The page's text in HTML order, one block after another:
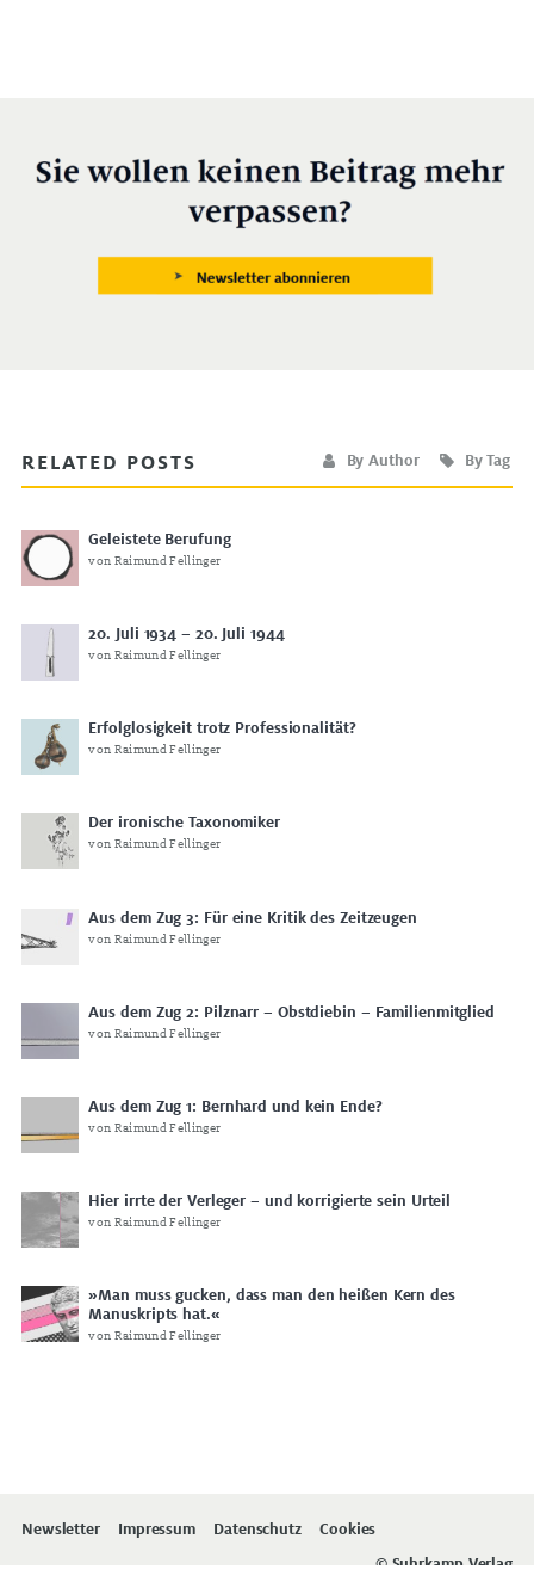
RELATED POSTS By Author By Tag
Geleistete Berufung
von Raimund Fellinger
20. Juli 1934 – 20. Juli 1944
von Raimund Fellinger
Erfolglosigkeit trotz Professionalität?
von Raimund Fellinger
Der ironische Taxonomiker
von Raimund Fellinger
Aus dem Zug 3: Für eine Kritik des Zeitzeugen
von Raimund Fellinger
Aus dem Zug 2: Pilznarr – Obstdiebin – Familienmitglied
von Raimund Fellinger
Aus dem Zug 1: Bernhard und kein Ende?
von Raimund Fellinger
Hier irrte der Verleger – und korrigierte sein Urteil
von Raimund Fellinger
»Man muss gucken, dass man den heißen Kern des
Manuskripts hat.«
von Raimund Fellinger
Newsletter Impressum Datenschutz
Cookies
© Suhrkamp Verlag